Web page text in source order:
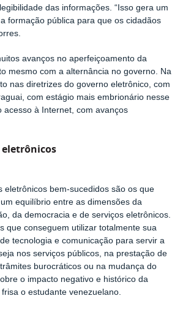
das informações. “Isso gera um
formação pública para que os cidadãos
avanços no aperfeiçoamento da
mesmo com a alternância no governo. Na
nas diretrizes do governo eletrônico, com
com estágio mais embrionário nesse
à Internet, com avanços
eletrônicos
eletrônicos bem-sucedidos são os que
equilíbrio entre as dimensões da
da democracia e de serviços eletrônicos.
que conseguem utilizar totalmente sua
tecnologia e comunicação para servir a
nos serviços públicos, na prestação de
burocráticos ou na mudança do
o impacto negativo e histórico da
frisa o estudante venezuelano.